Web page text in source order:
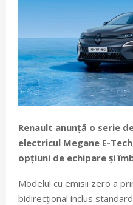
Renault anunță o serie
electricul Megane E-
opțiuni de echipare și
Modelul cu emisii zero a
bidirecțional inclus